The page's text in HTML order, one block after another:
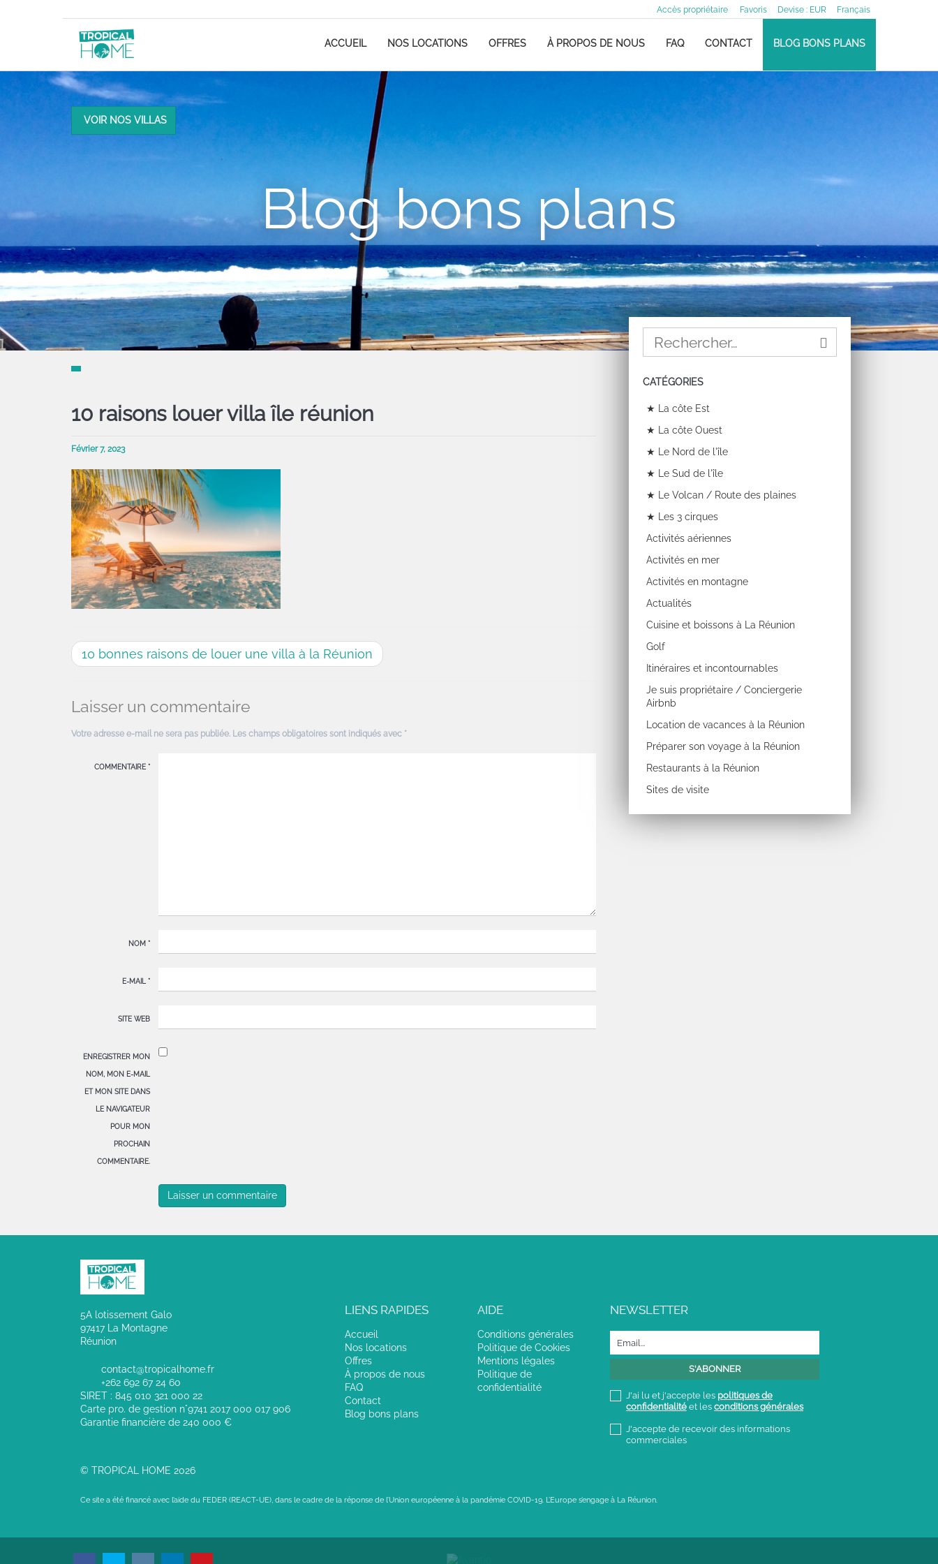
Français
Devise : EUR
Favoris
Accès propriétaire
ACCUEIL NOS LOCATIONS OFFRES À PROPOS DE NOUS FAQ CONTACT BLOG BONS PLANS
VOIR NOS VILLAS
Blog bons plans
10 raisons louer villa île réunion
Février 7, 2023
10 bonnes raisons de louer une villa à la Réunion
Laisser un commentaire
Votre adresse e-mail ne sera pas publiée. Les champs obligatoires sont indiqués avec *
COMMENTAIRE *
NOM *
E-MAIL *
SITE WEB
ENREGISTRER MON
NOM, MON E-MAIL
ET MON SITE DANS
LE NAVIGATEUR
POUR MON
PROCHAIN
COMMENTAIRE.
CATÉGORIES
★ La côte Est
★ La côte Ouest
★ Le Nord de l'île
★ Le Sud de l'île
★ Le Volcan / Route des plaines
★ Les 3 cirques
Activités aériennes
Activités en mer
Activités en montagne
Actualités
Cuisine et boissons à La Réunion
Golf
Itinéraires et incontournables
Je suis propriétaire / Conciergerie
Airbnb
Location de vacances à la Réunion
Préparer son voyage à la Réunion
Restaurants à la Réunion
Sites de visite
5A lotissement Galo
97417 La Montagne
Réunion
contact@tropicalhome.fr
+262 692 67 24 60
SIRET : 845 010 321 000 22
Carte pro. de gestion n°9741 2017 000 017 906
Garantie financière de 240 000 €
© TROPICAL HOME 2026
LIENS RAPIDES
Accueil
Nos locations
Offres
À propos de nous
FAQ
Contact
Blog bons plans
AIDE
Conditions générales
Politique de Cookies
Mentions légales
Politique de
confidentialité
NEWSLETTER
J'ai lu et j'accepte les politiques de
confidentialitéet les conditions générales
J'accepte de recevoir des informations
commerciales
Ce site a été financé avec l’aide du FEDER (REACT-UE), dans le cadre de la réponse de l’Union européenne à la pandémie COVID-19. L’Europe s’engage à La Réunion.